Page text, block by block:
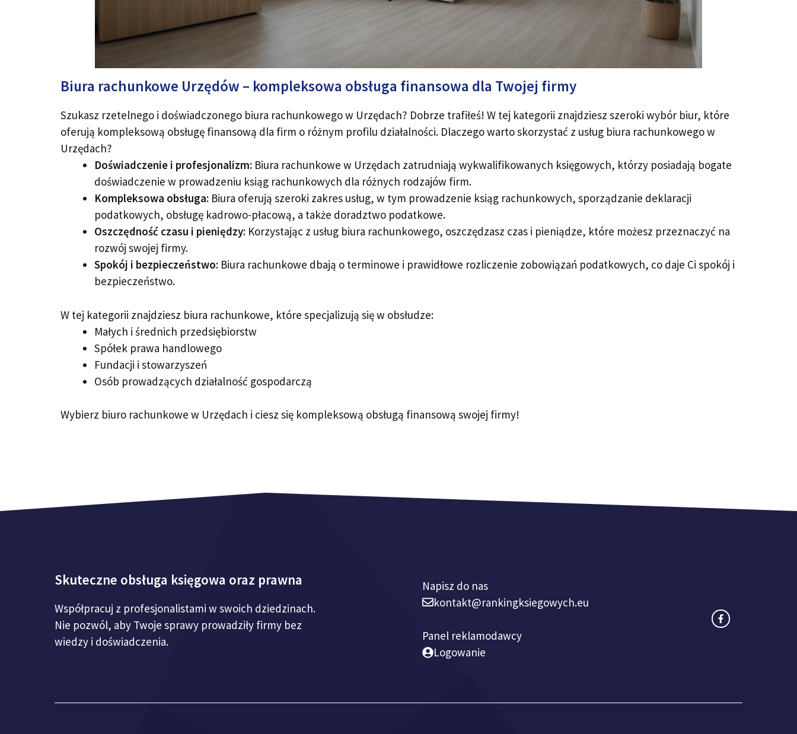
Biura rachunkowe Urzędów – kompleksowa obsługa finansowa dla Twojej firmy
Szukasz rzetelnego i doświadczonego biura rachunkowego w Urzędach? Dobrze trafiłeś! W tej kategorii znajdziesz szeroki wybór biur, które
oferują kompleksową obsługę finansową dla firm o różnym profilu działalności. Dlaczego warto skorzystać z usług biura rachunkowego w
Urzędach?
Doświadczenie i profesjonalizm: Biura rachunkowe w Urzędach zatrudniają wykwalifikowanych księgowych, którzy posiadają bogate
doświadczenie w prowadzeniu ksiąg rachunkowych dla różnych rodzajów firm.
Kompleksowa obsługa: Biura oferują szeroki zakres usług, w tym prowadzenie ksiąg rachunkowych, sporządzanie deklaracji
podatkowych, obsługę kadrowo-płacową, a także doradztwo podatkowe.
Oszczędność czasu i pieniędzy: Korzystając z usług biura rachunkowego, oszczędzasz czas i pieniądze, które możesz przeznaczyć na
rozwój swojej firmy.
Spokój i bezpieczeństwo: Biura rachunkowe dbają o terminowe i prawidłowe rozliczenie zobowiązań podatkowych, co daje Ci spokój i
bezpieczeństwo.
W tej kategorii znajdziesz biura rachunkowe, które specjalizują się w obsłudze:
Małych i średnich przedsiębiorstw
Spółek prawa handlowego
Fundacji i stowarzyszeń
Osób prowadzących działalność gospodarczą
Wybierz biuro rachunkowe w Urzędach i ciesz się kompleksową obsługą finansową swojej firmy!
Skuteczne obsługa księgowa oraz prawna
Współpracuj z profesjonalistami w swoich dziedzinach.
Nie pozwól, aby Twoje sprawy prowadziły firmy bez
wiedzy i doświadczenia.
Napisz do nas
kontakt@rankingksiegowych.eu
Panel reklamodawcy
Logowanie